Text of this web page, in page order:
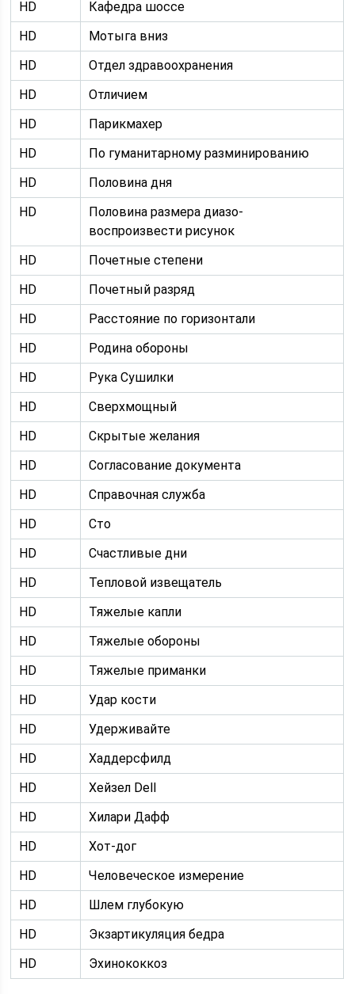
HD
Кафедра шоссе
HD
Мотыга вниз
HD
Отдел здравоохранения
HD
Отличием
HD
Парикмахер
HD
По гуманитарному разминированию
HD
Половина дня
HD
Половина размера диазо-
воспроизвести рисунок
HD
Почетные степени
HD
Почетный разряд
HD
Расстояние по горизонтали
HD
Родина обороны
HD
Рука Сушилки
HD
Сверхмощный
HD
Скрытые желания
HD
Согласование документа
HD
Справочная служба
HD
Сто
HD
Счастливые дни
HD
Тепловой извещатель
HD
Тяжелые капли
HD
Тяжелые обороны
HD
Тяжелые приманки
HD
Удар кости
HD
Удерживайте
HD
Хаддерсфилд
HD
Хейзел Dell
HD
Хилари Дафф
HD
Хот-дог
HD
Человеческое измерение
HD
Шлем глубокую
HD
Экзартикуляция бедра
HD
Эхинококкоз